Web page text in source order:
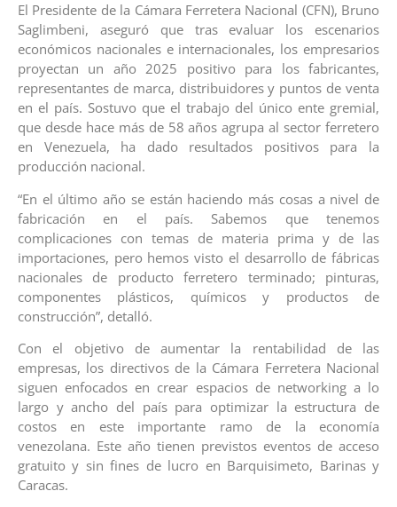
El Presidente de la Cámara Ferretera Nacional (CFN), Bruno
Saglimbeni, aseguró que tras evaluar los escenarios
económicos nacionales e internacionales, los empresarios
proyectan un año 2025 positivo para los fabricantes,
representantes de marca, distribuidores y puntos de venta
en el país. Sostuvo que el trabajo del único ente gremial,
que desde hace más de 58 años agrupa al sector ferretero
en Venezuela, ha dado resultados positivos para la
producción nacional.
“En el último año se están haciendo más cosas a nivel de
fabricación en el país. Sabemos que tenemos
complicaciones con temas de materia prima y de las
importaciones, pero hemos visto el desarrollo de fábricas
nacionales de producto ferretero terminado; pinturas,
componentes plásticos, químicos y productos de
construcción”, detalló.
Con el objetivo de aumentar la rentabilidad de las
empresas, los directivos de la Cámara Ferretera Nacional
siguen enfocados en crear espacios de networking a lo
largo y ancho del país para optimizar la estructura de
costos en este importante ramo de la economía
venezolana. Este año tienen previstos eventos de acceso
gratuito y sin fines de lucro en Barquisimeto, Barinas y
Caracas.